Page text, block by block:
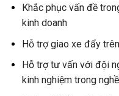
Khắc phục vấn đề
kinh doanh
Hỗ trợ giao xe đẩy
Hỗ trợ tư vấn với đội
kinh nghiệm trong nghề